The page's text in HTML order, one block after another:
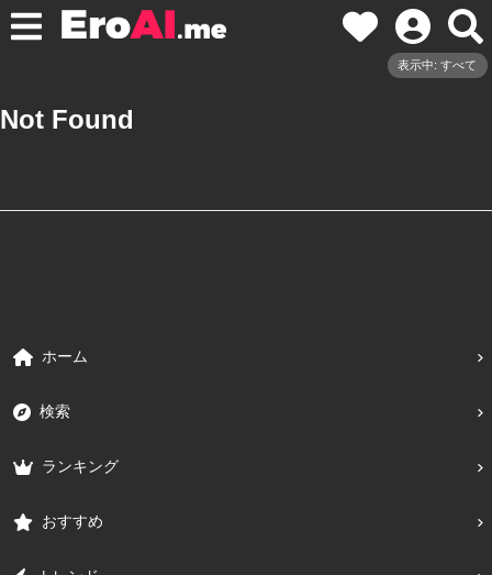
表示中: すべて
Not Found
ホーム
検索
ランキング
おすすめ